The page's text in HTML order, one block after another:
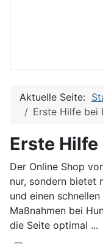
Aktuelle Seite:
Erste Hilfe bei
Erste
Der Online Shop
nur, sondern bietet
und einen
Maßnahmen bei
die Seite optimal ...